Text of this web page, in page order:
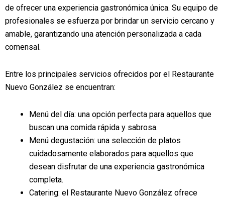
de ofrecer una experiencia gastronómica única. Su equipo de
profesionales se esfuerza por brindar un servicio cercano y
amable, garantizando una atención personalizada a cada
comensal.
Entre los principales servicios ofrecidos por el Restaurante
Nuevo González se encuentran:
Menú del día: una opción perfecta para aquellos que
buscan una comida rápida y sabrosa.
Menú degustación: una selección de platos
cuidadosamente elaborados para aquellos que
desean disfrutar de una experiencia gastronómica
completa.
Catering: el Restaurante Nuevo González ofrece